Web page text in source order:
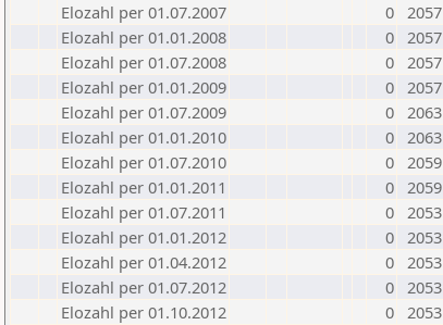
Elozahl per 01.07.2007
0 2057
Elozahl per 01.01.2008
0 2057
Elozahl per 01.07.2008
0 2057
Elozahl per 01.01.2009
0 2057
Elozahl per 01.07.2009
0 2063
Elozahl per 01.01.2010
0 2063
Elozahl per 01.07.2010
0 2059
Elozahl per 01.01.2011
0 2059
Elozahl per 01.07.2011
0 2053
Elozahl per 01.01.2012
0 2053
Elozahl per 01.04.2012
0 2053
Elozahl per 01.07.2012
0 2053
Elozahl per 01.10.2012
0 2053